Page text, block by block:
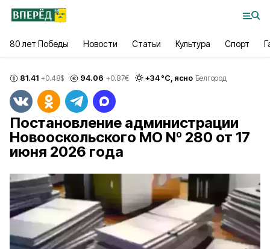
80 лет Победы Новости Статьи Культура Спорт
81.41 +0.48$ 94.06 +0.87€ +34°С, ясно Белгород
Постановление администрации
Новооскольского МО Nº 280 от 17
июня 2026 года